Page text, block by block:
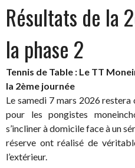
Résultats de la
la phase 2
Tennis de Table : Le TT
la 2ème journée
Le samedi 7 mars 2026
pour les pongistes
s’incliner à domicile face à un
réserve ont réalisé de
l’extérieur.